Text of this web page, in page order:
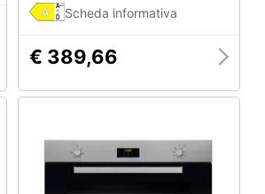
Scheda informativa
€ 389,66